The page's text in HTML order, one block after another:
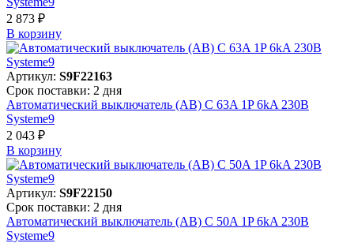
2 873 ₽
В корзинy
Артикул: S9F22163
Срок поставки: 2 дня
Автоматический выключатель (АВ) C 63A 1P 6kA 230В
Systeme9
2 043 ₽
В корзинy
Артикул: S9F22150
Срок поставки: 2 дня
Автоматический выключатель (АВ) C 50A 1P 6kA 230В
Systeme9